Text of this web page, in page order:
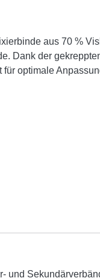
aus 70 %
Dank der
optimale
und